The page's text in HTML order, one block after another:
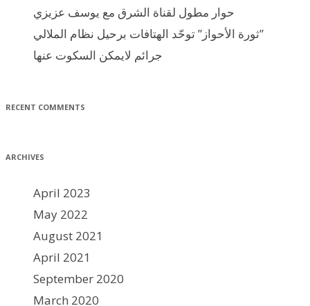
حوار مطول لقناة الشرق مع يوسف عزيزي
ثورة الأحواز” توحّد الهتافات برحيل نظام الملالي”
جرائم لايمكن السكوت عنها
RECENT COMMENTS
ARCHIVES
April 2023
May 2022
August 2021
April 2021
September 2020
March 2020